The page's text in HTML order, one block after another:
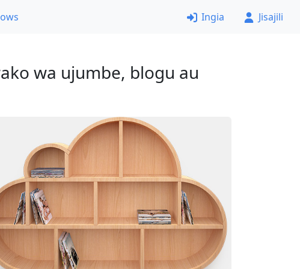
Ingia Jisajili
wa ujumbe, blogu au